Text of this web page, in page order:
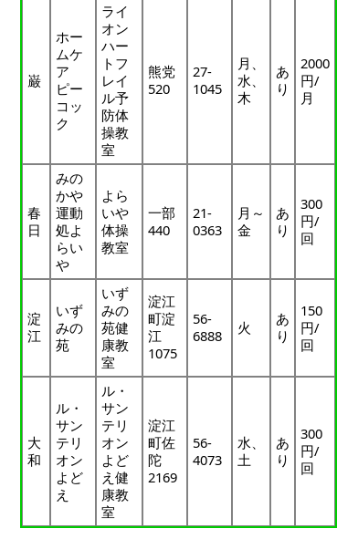
巌
ホー
ムケ
ア
ピー
コッ
ク
ライ
オン
ハー
トフ
レイ
ル予
防体
操教
室
熊党
520
27-
1045
月、
水、
木
あ
り
2000
円/
月
春
日
みの
かや
運動
処よ
らい
や
よら
いや
体操
教室
一部
440
21-
0363
月～
金
あ
り
300
円/
回
淀
江
いず
みの
苑
いず
みの
苑健
康教
室
淀江
町淀
江
1075
56-
6888
火
あ
り
150
円/
回
大
和
ル・
サン
テリ
オン
よど
え
ル・
サン
テリ
オン
よど
え健
康教
室
淀江
町佐
陀
2169
56-
4073
水、
土
あ
り
300
円/
回